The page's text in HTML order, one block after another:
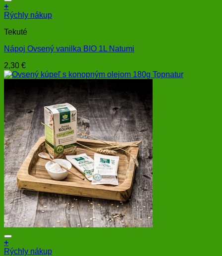
+
Rýchly nákup
Tekuté
Nápoj Ovsený vanilka BIO 1L Natumi
2,30 €
+
Rýchly nákup